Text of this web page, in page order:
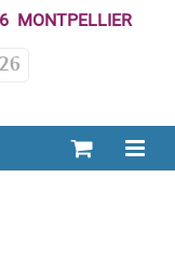
MONTPELLIER